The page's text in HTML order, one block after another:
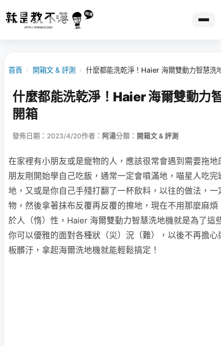
首頁 › 開箱文 & 評測 › 什麼都能洗乾淨！Haier 海爾雙動力智慧洗
什麼都能洗乾淨！Haier 海爾雙動力
開箱
發佈日期：2023/4/20作者： 阿湯分類： 開箱文 & 評測
在家裡有小朋友或是寵物的人，應該很常會遇到需要拖地
朋友剛開始學自己吃飯，通常一定會噴滿地，喵星人吃
地，又或是你自己手殘打翻了一杯飲料，以往的做法，一
物，然後拿著抹布反覆再反覆的擦地，現在不用那麼麻煩
於人（惰）性，Haier 海爾雙動⼒智慧洗地機就是為了這
你可以優雅的面對各種狀（災）況（難），以後不再擔心
板髒汙，拿起海爾洗地機就能輕鬆搞定！